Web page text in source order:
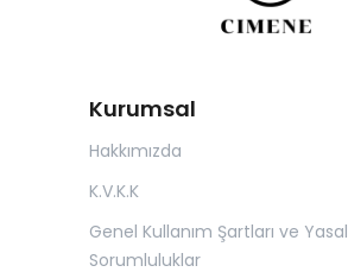
Kurumsal
Hakkımızda
K.V.K.K
Genel Kullanım Şartları ve Yasal
Sorumluluklar